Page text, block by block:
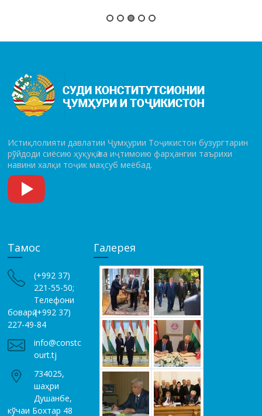
Истиқлолияти давлатии Ҷумҳурии Тоҷикистон бузургтарин
рўй­до­ди сиёсию ҳуқуқӣ ва иҷтимоию фарҳангии таърихи
навини халқи тоҷик маҳсуб меёбад.
Тамос
(+992 37)
221-55-50;
Телефони
боварӣ (+992 37)
227-49-84
info@constc
ourt.tj
734025,
шаҳри
Душанбе,
кўчаи Бохтар 48
Галерея